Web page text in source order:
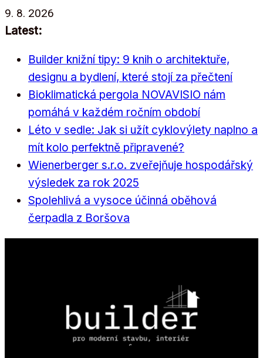
Přeskočit
na
9. 8. 2026
Latest:
Builder knižní tipy: 9 knih o architektuře,
designu a bydlení, které stojí za přečtení
Bioklimatická pergola NOVAVISIO nám
pomáhá v každém ročním období
Léto v sedle: Jak si užít cyklovýlety naplno a
mít kolo perfektně připravené?
Wienerberger s.r.o. zveřejňuje hospodářský
výsledek za rok 2025
Spolehlivá a vysoce účinná oběhová
čerpadla z Boršova